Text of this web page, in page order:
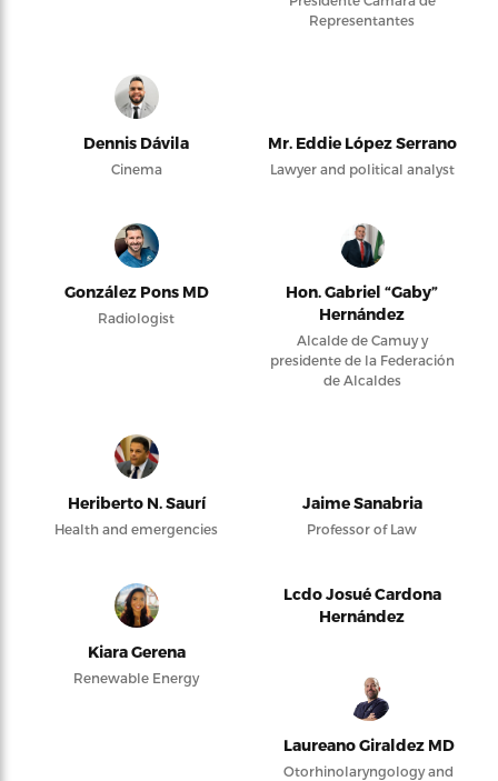
Representantes
Dennis Dávila
Cinema
Mr. Eddie López Serrano
Lawyer and political analyst
González Pons MD
Radiologist
Hon. Gabriel “Gaby”
Hernández
Alcalde de Camuy y
presidente de la Federación
de Alcaldes
Heriberto N. Saurí
Health and emergencies
Jaime Sanabria
Professor of Law
Kiara Gerena
Renewable Energy
Lcdo Josué Cardona
Hernández
Laureano Giraldez MD
Otorhinolaryngology and